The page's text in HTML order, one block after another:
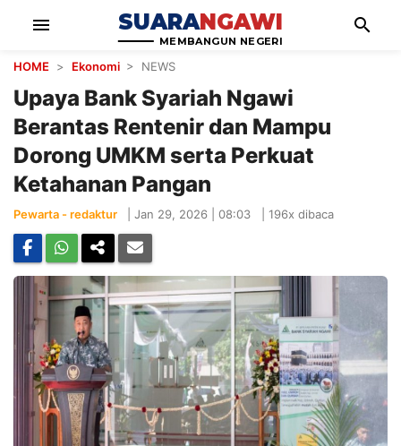
menu SUARANGAWI
MEMBANGUN NEGERI
search
HOME > Ekonomi > NEWS
Upaya Bank Syariah Ngawi
Berantas Rentenir dan Mampu
Dorong UMKM serta Perkuat
Ketahanan Pangan
Pewarta - redaktur Jan 29, 2026 | 08:03 196x dibaca